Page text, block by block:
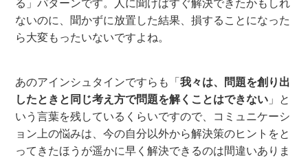
る」パターンです。人に聞けばすぐ解決できたかもしれ
ないのに、聞かずに放置した結果、損することになった
ら大変もったいないですよね。
あのアインシュタインですらも「我々は、問題を創り出
したときと同じ考え方で問題を解くことはできない 」と
いう言葉を残しているくらいですので、コミュニケーシ
ョン上の悩みは、今の自分以外から解決策のヒントをと
ってきたほうが遥かに早く解決できるのは間違いありま